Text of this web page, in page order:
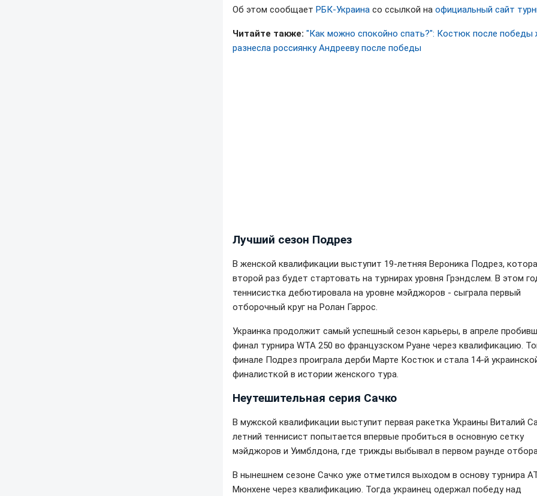
Об этом сообщает РБК-Украина со ссылкой на официальный сайт
Читайте также: "Как можно спокойно спать?": Костюк после победы
разнесла россиянку Андрееву после победы
Лучший сезон Подрез
В женской квалификации выступит 19-летняя Вероника Подрез,
второй раз будет стартовать на турнирах уровня Грэндслем. В этом
теннисистка дебютировала на уровне мэйджоров - сыграла первый
отборочный круг на Ролан Гаррос.
Украинка продолжит самый успешный сезон карьеры, в апреле
финал турнира WTA 250 во французском Руане через квалификацию.
финале Подрез проиграла дерби Марте Костюк и стала 14-й
финалисткой в истории женского тура.
Неутешительная серия Сачко
В мужской квалификации выступит первая ракетка Украины Виталий
летний теннисист попытается впервые пробиться в основную сетку
мэйджоров и Уимблдона, где трижды выбывал в первом раунде
В нынешнем сезоне Сачко уже отметился выходом в основу турнира
Мюнхене через квалификацию. Тогда украинец одержал победу над